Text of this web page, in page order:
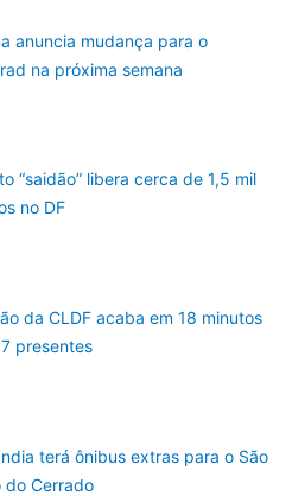
anuncia mudança para o
na próxima semana
“saidão” libera cerca de 1,5 mil
no DF
da CLDF acaba em 18 minutos
presentes
terá ônibus extras para o São
do Cerrado